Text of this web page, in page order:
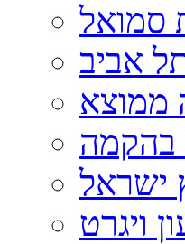
סמואל
אביב
ממוצא
בהקמה
ישראל
ויגרט